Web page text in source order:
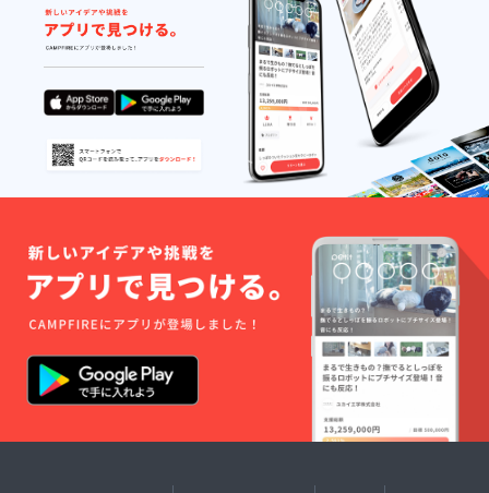
実行委員会一同が同じ
イメージをもって頑
張っています。 残り
２日となりました。
皆様のご支援のおかげ
で、現在３８万８千円
もの支援金が集まり、
達成率７７％です！
ございます。 ぜひ皆
様、高校生、地域もも
くなっている販売甲子
園にご支援をよろしく